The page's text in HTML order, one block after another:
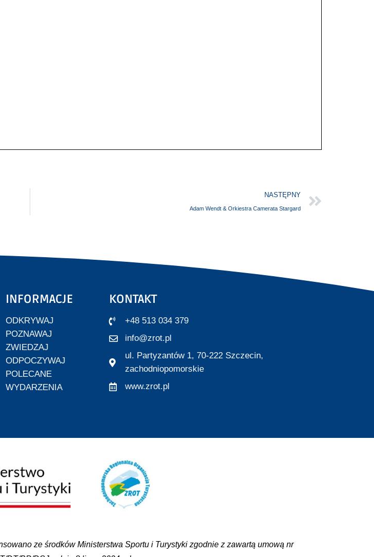
NASTĘPNY
Adam Wendt & Orkiestra Camerata Stargard
INFORMACJE
ODKRYWAJ
POZNAWAJ
ZWIEDZAJ
ODPOCZYWAJ
POLECANE
WYDARZENIA
KONTAKT
+48 513 034 379
info@zrot.pl
ul. Partyzantów 1, 70-222 Szczecin,
zachodniopomorskie
www.zrot.pl
ze środków Ministerstwa Sportu i Turystyki zgodnie z zawartą umową nr